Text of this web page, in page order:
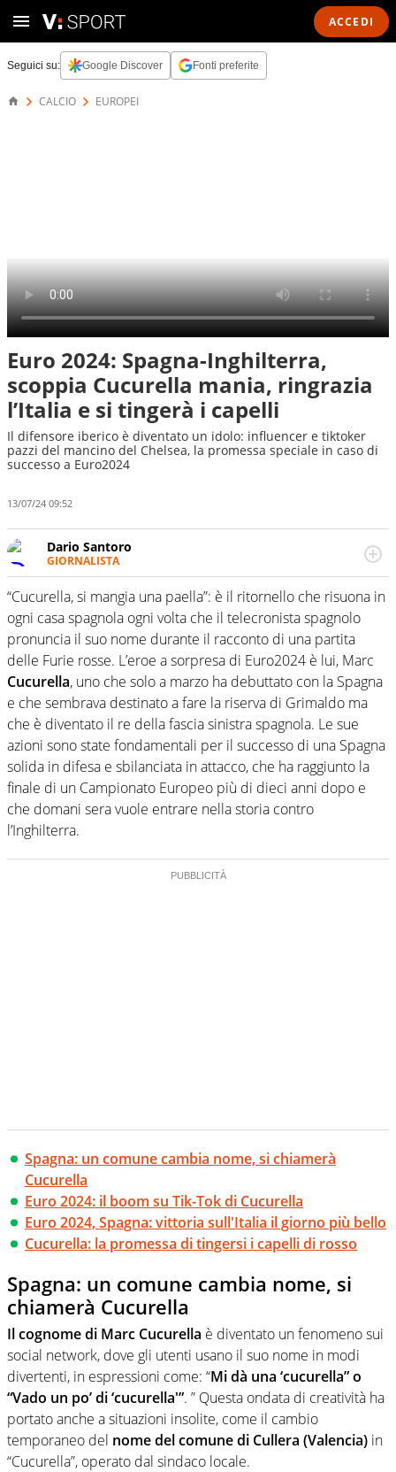
ACCEDI
Seguici su: Google Discover Fonti preferite
CALCIO EUROPEI
Euro 2024: Spagna-Inghilterra,
scoppia Cucurella mania, ringrazia
l’Italia e si tingerà i capelli
Il difensore iberico è diventato un idolo: influencer e tiktoker
pazzi del mancino del Chelsea, la promessa speciale in caso di
successo a Euro2024
13/07/24 09:52
Dario Santoro
GIORNALISTA
Scrive, commenta, racconta lo sport in tutte le
sfaccettature. Tocca l'apice quando ha modo di
concentrarsi sulle interviste ai grandi protagonisti
“Cucurella, si mangia una paella”: è il ritornello che risuona in
ogni casa spagnola ogni volta che il telecronista spagnolo
pronuncia il suo nome durante il racconto di una partita
delle Furie rosse. L’eroe a sorpresa di Euro2024 è lui, Marc
Cucurella, uno che solo a marzo ha debuttato con la Spagna
e che sembrava destinato a fare la riserva di Grimaldo ma
che è diventato il re della fascia sinistra spagnola. Le sue
azioni sono state fondamentali per il successo di una Spagna
solida in difesa e sbilanciata in attacco, che ha raggiunto la
finale di un Campionato Europeo più di dieci anni dopo e
che domani sera vuole entrare nella storia contro
l’Inghilterra.
Spagna: un comune cambia nome, si chiamerà
Cucurella
Euro 2024: il boom su Tik-Tok di Cucurella
Euro 2024, Spagna: vittoria sull'Italia il giorno più bello
Cucurella: la promessa di tingersi i capelli di rosso
Spagna: un comune cambia nome, si
chiamerà Cucurella
Il cognome di Marc Cucurella è diventato un fenomeno sui
social network, dove gli utenti usano il suo nome in modi
divertenti, in espressioni come: “Mi dà una ‘cucurella” o
“Vado un po’ di ‘cucurella'”. ” Questa ondata di creatività ha
portato anche a situazioni insolite, come il cambio
temporaneo del nome del comune di Cullera (Valencia) in
“Cucurella”, operato dal sindaco locale.